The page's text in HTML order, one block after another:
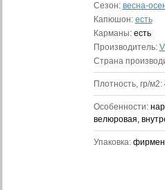
Сезон: весна-
Капюшон: есть
Карманы: есть
Производитель:
Страна
Плотность, гр/м2:
Особенности:
велюровая,
Упаковка: